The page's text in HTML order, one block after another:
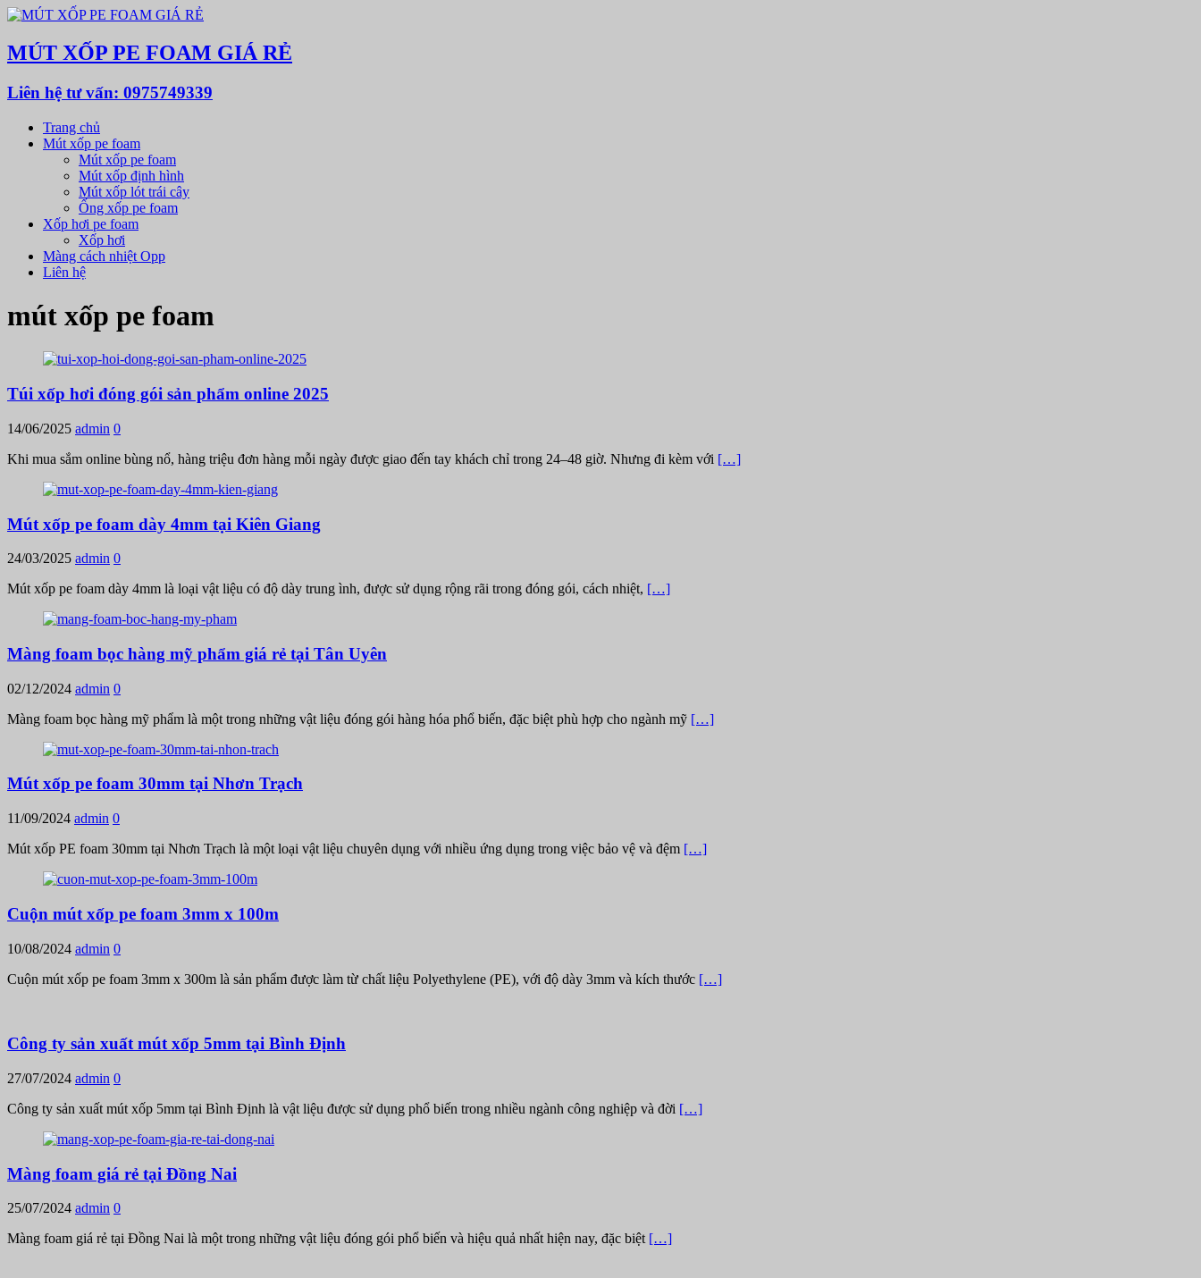
MÚT XỐP PE FOAM GIÁ RẺ
Liên hệ tư vấn: 0975749339
Trang chủ
Mút xốp pe foam
Mút xốp pe foam
Mút xốp định hình
Mút xốp lót trái cây
Ống xốp pe foam
Xốp hơi pe foam
Xốp hơi
Màng cách nhiệt Opp
Liên hệ
mút xốp pe foam
Túi xốp hơi đóng gói sản phẩm online 2025
14/06/2025 admin 0
Khi mua sắm online bùng nổ, hàng triệu đơn hàng mỗi ngày được giao đến tay khách chỉ trong 24–48 giờ. Nhưng đi kèm với […]
Mút xốp pe foam dày 4mm tại Kiên Giang
24/03/2025 admin 0
Mút xốp pe foam dày 4mm là loại vật liệu có độ dày trung ình, được sử dụng rộng rãi trong đóng gói, cách nhiệt, […]
Màng foam bọc hàng mỹ phẩm giá rẻ tại Tân Uyên
02/12/2024 admin 0
Màng foam bọc hàng mỹ phẩm là một trong những vật liệu đóng gói hàng hóa phổ biến, đặc biệt phù hợp cho ngành mỹ […]
Mút xốp pe foam 30mm tại Nhơn Trạch
11/09/2024 admin 0
Mút xốp PE foam 30mm tại Nhơn Trạch là một loại vật liệu chuyên dụng với nhiều ứng dụng trong việc bảo vệ và đệm […]
Cuộn mút xốp pe foam 3mm x 100m
10/08/2024 admin 0
Cuộn mút xốp pe foam 3mm x 300m là sản phẩm được làm từ chất liệu Polyethylene (PE), với độ dày 3mm và kích thước […]
Công ty sản xuất mút xốp 5mm tại Bình Định
27/07/2024 admin 0
Công ty sản xuất mút xốp 5mm tại Bình Định là vật liệu được sử dụng phổ biến trong nhiều ngành công nghiệp và đời […]
Màng foam giá rẻ tại Đồng Nai
25/07/2024 admin 0
Màng foam giá rẻ tại Đồng Nai là một trong những vật liệu đóng gói phổ biến và hiệu quả nhất hiện nay, đặc biệt […]